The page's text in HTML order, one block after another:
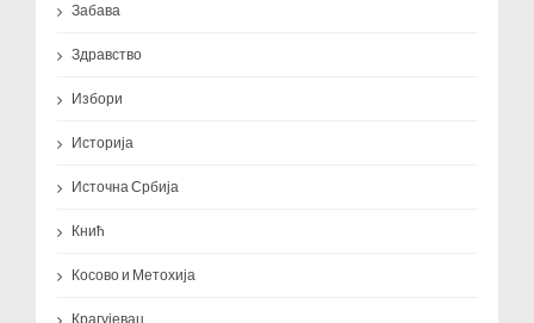
Забава
Здравство
Избори
Историја
Источна Србија
Кнић
Косово и Метохија
Крагујевац